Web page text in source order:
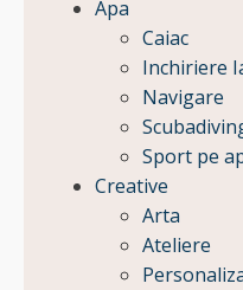
Apa
Caiac
Inchiriere
Navigare
Sport pe
Creative
Arta
Ateliere